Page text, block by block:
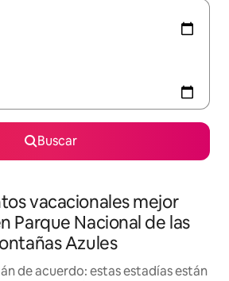
Buscar
vacacionales mejor
Parque Nacional de las
Azules
de acuerdo: estas estadías están